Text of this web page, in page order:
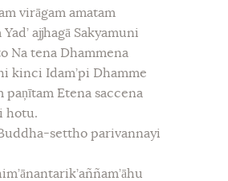
virāgam amatam
ajjhagā Sakyamuni
Na tena Dhammena
kinci Idam’pi Dhamme
paņītam Etena saccena
hotu.
settho parivannayi